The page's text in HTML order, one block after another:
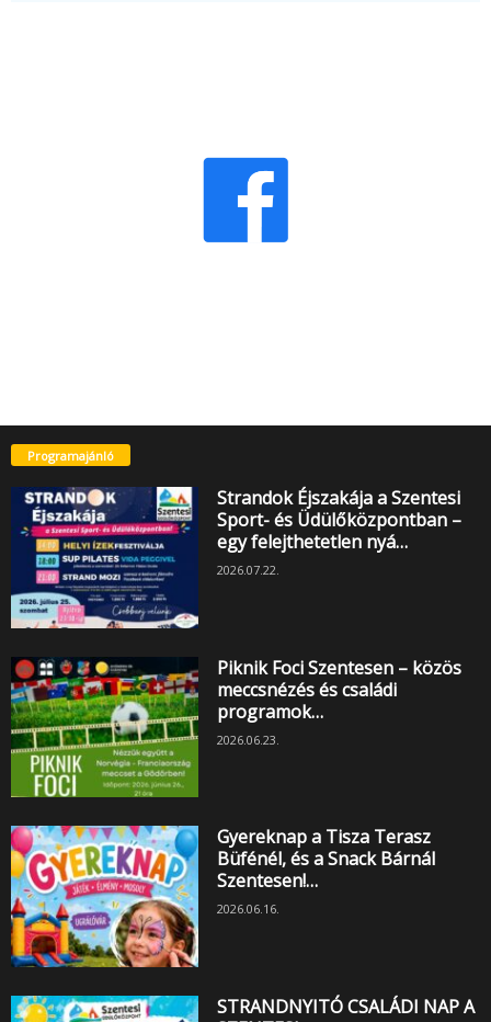
Programajánló
Strandok Éjszakája a Szentesi
Sport- és Üdülőközpontban –
egy felejthetetlen nyá…
2026.07.22.
Piknik Foci Szentesen – közös
meccsnézés és családi
programok…
2026.06.23.
Gyereknap a Tisza Terasz
Büfénél, és a Snack Bárnál
Szentesen!…
2026.06.16.
STRANDNYITÓ CSALÁDI NAP A